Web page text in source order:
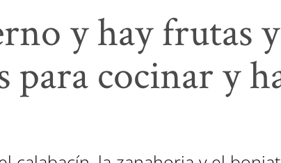
y hay frutas
para cocinar y